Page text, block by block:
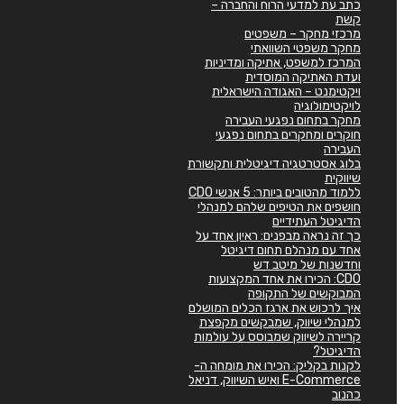
כתב עת למדעי הרוח והחברה –
קשת
מרכזי מחקר – משפטים
מחקר משפטי השוואתי
המרכז למשפט, אתיקה ומדיניות
ועדת האתיקה המוסדית
ויקטימנט – האגודה הישראלית
לויקטימולוגיה
מחקר בתחום נפגעי העבירה
חוקרים ומחקרים בתחום נפגעי
העבירה
בלוג אסטרטגיה דיגיטלית ותקשורת
שיווקית
ללמוד מהטובים ביותר: 5 אנשי CDO
חושפים את הטיפים שלהם למנהלי
הדיגיטל העתידיים
כך זה נראה מבפנים: ראיון אחד על
אחד עם מנהלם תחום דיגיטל
וחדשנות של מיטב דש
CDO: הכירו את אחד המקצועות
המבוקשים של התקופה
איך לרכוש את ארגז הכלים המושלם
למנהלי שיווק, שמבקשים מקפצת
קריירה לשיווק שמבוסס על עולמות
הדיגיטל?
לקנות בקליק: הכירו את מומחה ה-
E-Commerce ואיש השיווק, דניאל
כהנוב